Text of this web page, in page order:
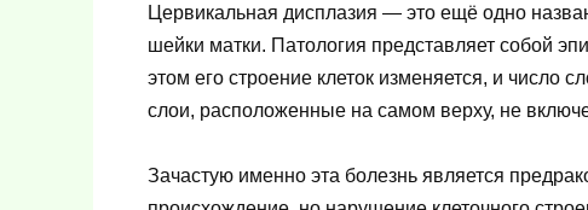
Цервикальная дисплазия — это ещё одно
шейки матки. Патология представляет собой
этом его строение клеток изменяется, и число
слои, расположенные на самом верху, не
Зачастую именно эта болезнь является